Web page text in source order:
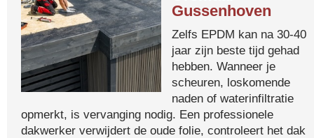
Gussenhoven
Zelfs EPDM kan na 30-40
jaar zijn beste tijd gehad
hebben. Wanneer je
scheuren, loskomende
naden of waterinfiltratie
opmerkt, is vervanging nodig. Een professionele
dakwerker verwijdert de oude folie, controleert het dak